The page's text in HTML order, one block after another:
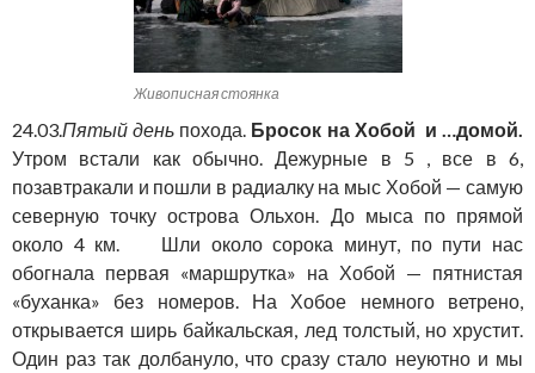
Живописная стоянка
24.03.Пятый день похода. Бросок на Хобой и …домой.
Утром встали как обычно. Дежурные в 5 , все в 6,
позавтракали и пошли в радиалку на мыс Хобой — самую
северную точку острова Ольхон. До мыса по прямой
около 4 км. Шли около сорока минут, по пути нас
обогнала первая «маршрутка» на Хобой — пятнистая
«буханка» без номеров. На Хобое немного ветрено,
открывается ширь байкальская, лед толстый, но хрустит.
Один раз так долбануло, что сразу стало неуютно и мы